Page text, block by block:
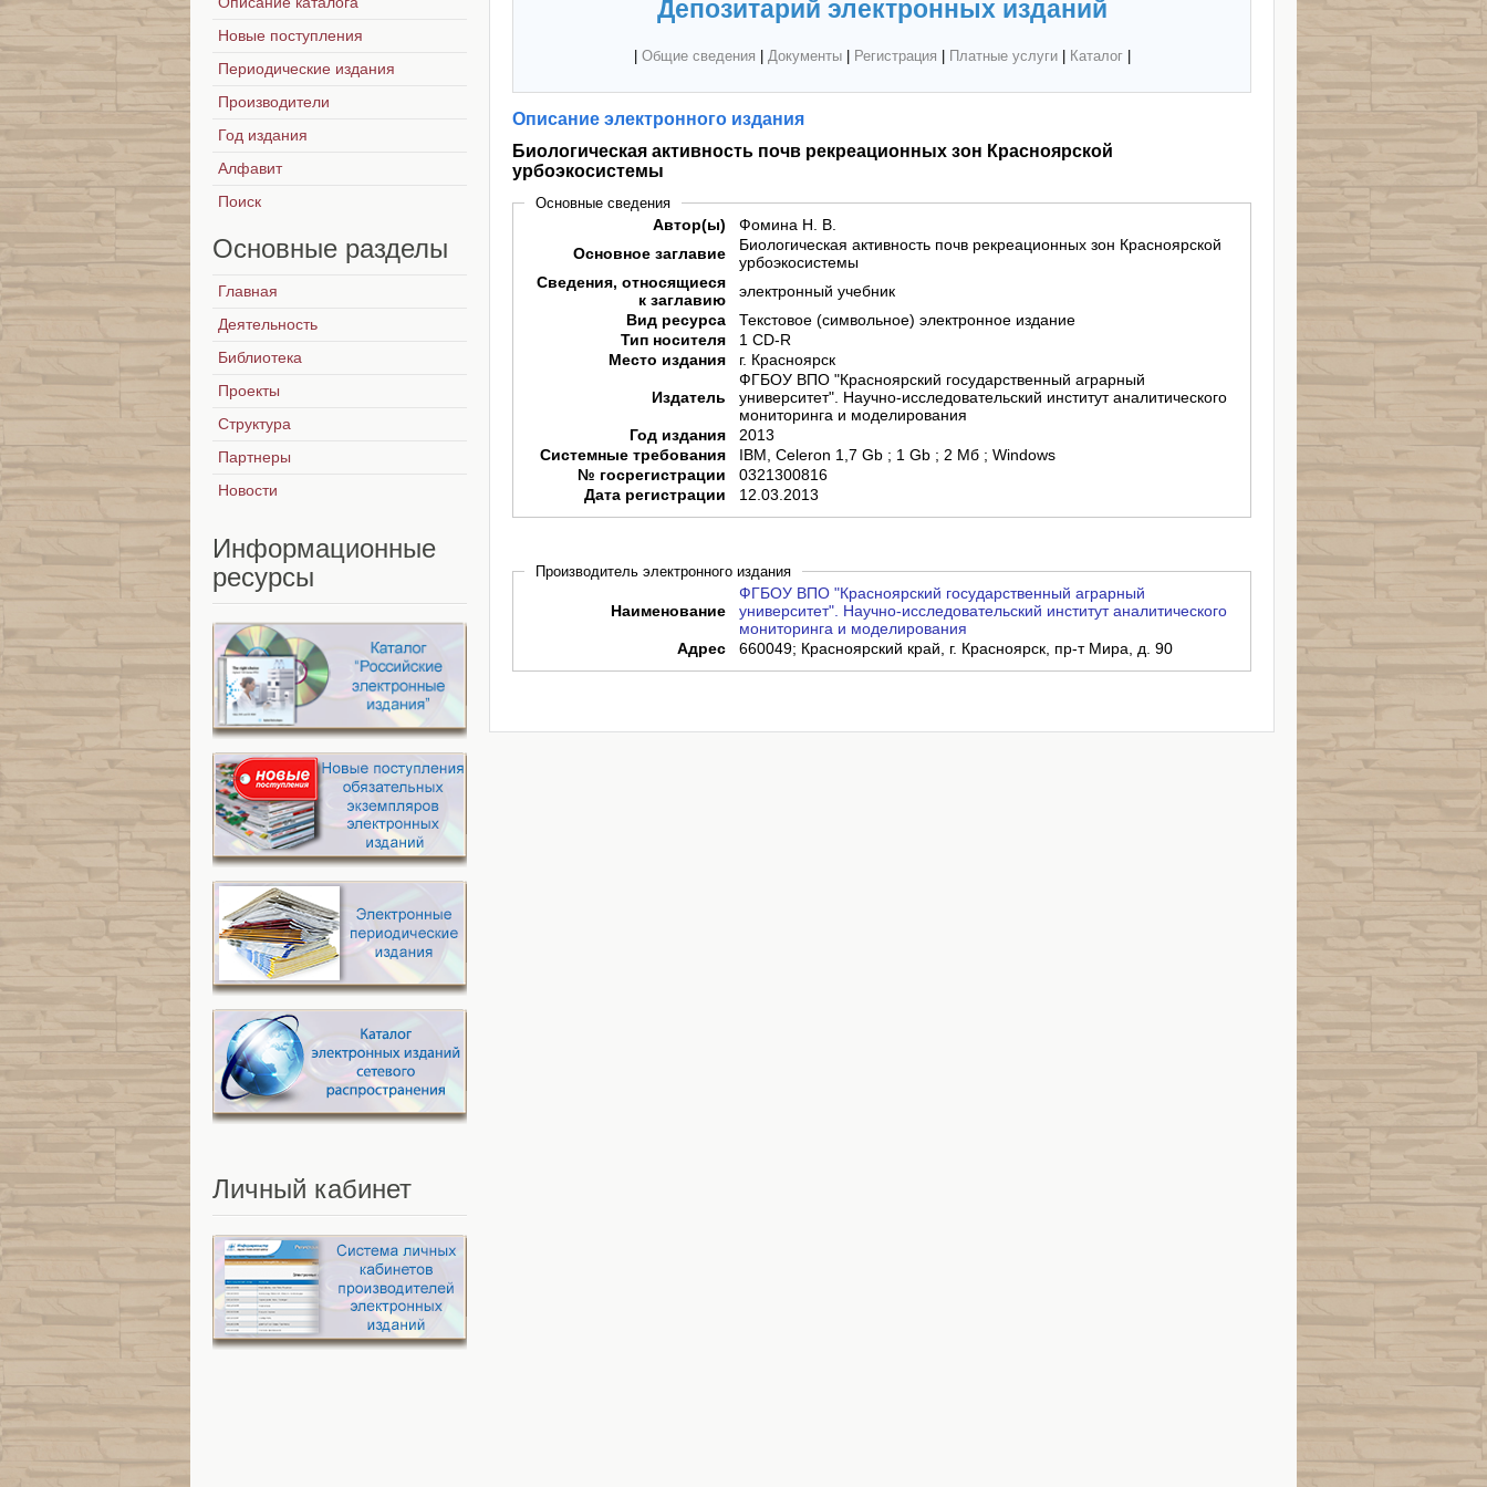
Депозитарий электронных изданий
Общие сведения Документы| Регистрация Платные услуги| Каталог|
Описание электронного издания
Биологическая активность почв рекреационных зон Красноярской
урбоэкосистемы
Основные сведения
Автор(ы)
Фомина Н. В.
Основное заглавие
Биологическая активность почв рекреационных зон Красноярской
урбоэкосистемы
Сведения, относящиеся
к заглавию
электронный учебник
Вид ресурса
Текстовое (символьное) электронное издание
Тип носителя
1 CD-R
Место издания
г. Красноярск
Издатель
ФГБОУ ВПО "Красноярский государственный аграрный
университет". Научно-исследовательский институт аналитического
мониторинга и моделирования
Год издания
2013
Системные требования
IBM, Celeron 1,7 Gb ; 1 Gb ; 2 Мб ; Windows
№ госрегистрации
0321300816
Дата регистрации
12.03.2013
Производитель электронного издания
Наименование
ФГБОУ ВПО "Красноярский государственный аграрный
университет". Научно-исследовательский институт аналитического
мониторинга и моделирования
Адрес
660049; Красноярский край, г. Красноярск, пр-т Мира, д. 90
Новые поступления
Периодические издания
Производители
Год издания
Алфавит
Поиск
Основные разделы
Главная
Деятельность
Библиотека
Проекты
Структура
Партнеры
Новости
Информационные
ресурсы
Личный кабинет